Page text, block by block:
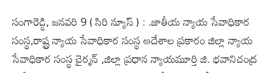
సంగారెడ్డి, జనవరి 9 ( సిరి న్యూస్ ) : .జాతీయ న్యాయ సేవాధికార
సంస్థ,రాష్ట్ర న్యాయ సేవాధికార సంస్థ ఆదేశాల ప్రకారం జిల్లా న్యాయ
సేవాధికార సంస్థ చైర్మన్ ,జిల్లా ప్రధాన న్యాయమూర్తి జి. భవానిచంద్ర